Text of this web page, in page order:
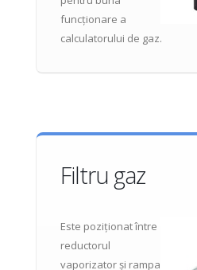
funcționare a
calculatorului de gaz.
Filtru gaz
Este poziționat între
reductorul
vaporizator și rampa